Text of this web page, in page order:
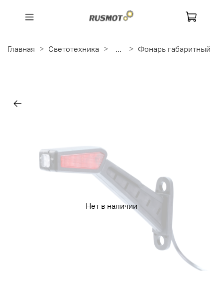
Главная Светотехника ... Фонарь габаритный
Нет в наличии